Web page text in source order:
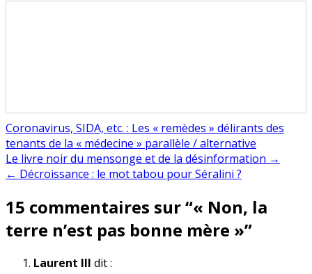
Coronavirus, SIDA, etc. : Les « remèdes » délirants des
tenants de la « médecine » parallèle / alternative
Navigation
de
l’article
Le livre noir du mensonge et de la désinformation →
← Décroissance : le mot tabou pour Séralini ?
15 commentaires sur “« Non, la
terre n’est pas bonne mère »”
Laurent III dit :